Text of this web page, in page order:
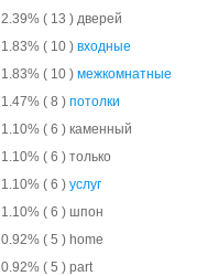
2.39% ( 13 ) дверей
1.83% ( 10 ) входные
1.83% ( 10 ) межкомнатные
1.47% ( 8 ) потолки
1.10% ( 6 ) каменный
1.10% ( 6 ) только
1.10% ( 6 ) услуг
1.10% ( 6 ) шпон
0.92% ( 5 ) home
0.92% ( 5 ) part